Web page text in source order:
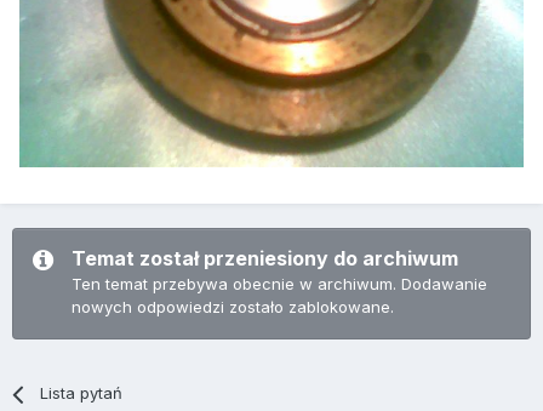
Temat został przeniesiony do archiwum
Ten temat przebywa obecnie w archiwum. Dodawanie
nowych odpowiedzi zostało zablokowane.
Lista pytań